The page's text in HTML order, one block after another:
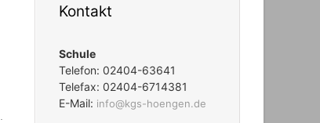
Kontakt
Schule
Telefon: 02404-63641
Telefax: 02404-6714381
E-Mail: info@kgs-hoengen.de